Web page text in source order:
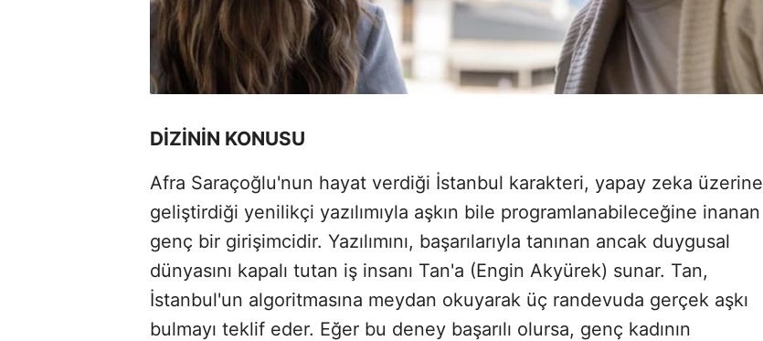
DİZİNİN KONUSU
Afra Saraçoğlu'nun hayat verdiği İstanbul karakteri, yapay zeka üzerine
geliştirdiği yenilikçi yazılımıyla aşkın bile programlanabileceğine inanan
genç bir girişimcidir. Yazılımını, başarılarıyla tanınan ancak duygusal
dünyasını kapalı tutan iş insanı Tan'a (Engin Akyürek) sunar. Tan,
İstanbul'un algoritmasına meydan okuyarak üç randevuda gerçek aşkı
bulmayı teklif eder. Eğer bu deney başarılı olursa, genç kadının